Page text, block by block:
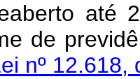
até
de
nº